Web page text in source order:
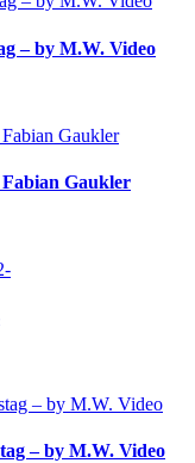
– by M.W. Video
Gaukler
– by M.W. Video